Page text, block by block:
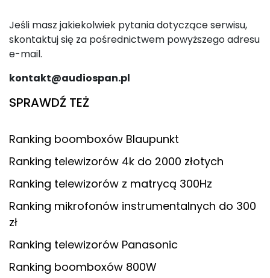
Jeśli masz jakiekolwiek pytania dotyczące serwisu,
skontaktuj się za pośrednictwem powyższego adresu
e-mail.
kontakt@audiospan.pl
SPRAWDŹ TEŻ
Ranking boomboxów Blaupunkt
Ranking telewizorów 4k do 2000 złotych
Ranking telewizorów z matrycą 300Hz
Ranking mikrofonów instrumentalnych do 300
zł
Ranking telewizorów Panasonic
Ranking boomboxów 800W